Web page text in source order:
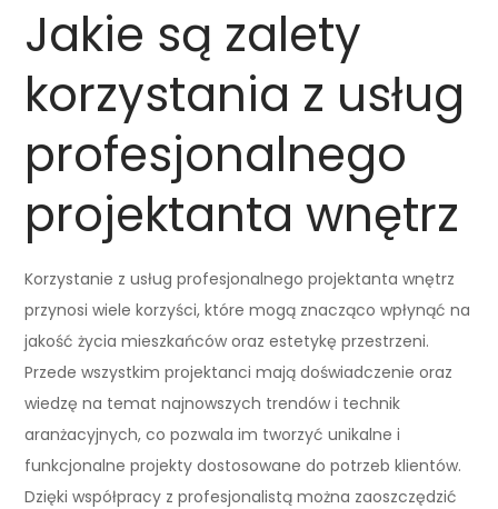
Jakie są zalety
korzystania z usług
profesjonalnego
projektanta wnętrz
Korzystanie z usług profesjonalnego projektanta wnętrz
przynosi wiele korzyści, które mogą znacząco wpłynąć na
jakość życia mieszkańców oraz estetykę przestrzeni.
Przede wszystkim projektanci mają doświadczenie oraz
wiedzę na temat najnowszych trendów i technik
aranżacyjnych, co pozwala im tworzyć unikalne i
funkcjonalne projekty dostosowane do potrzeb klientów.
Dzięki współpracy z profesjonalistą można zaoszczędzić